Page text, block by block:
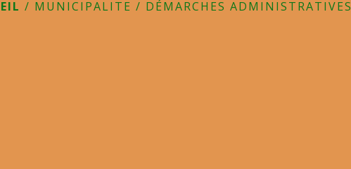
/ MUNICIPALITE / DÉMARCHES ADMINISTRATIVES